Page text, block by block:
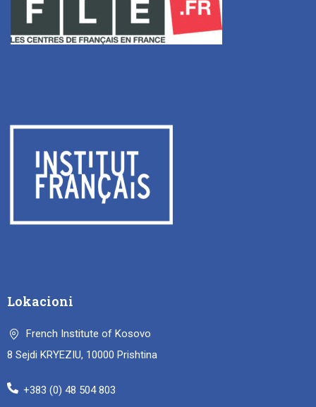
Lokacioni
French Institute of Kosovo
8 Sejdi KRYEZIU, 10000 Prishtina
+383 (0) 48 504 803